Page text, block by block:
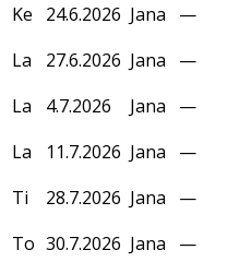
Ke
24.6.2026 Jana —
La
27.6.2026 Jana —
La
4.7.2026 Jana —
La
11.7.2026 Jana —
Ti
28.7.2026 Jana —
To 30.7.2026 Jana —